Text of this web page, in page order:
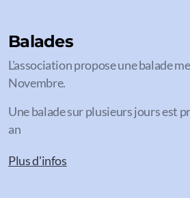
Balades
L'association propose une balade
Novembre.
Une balade sur plusieurs jours est
an
Plus d'infos